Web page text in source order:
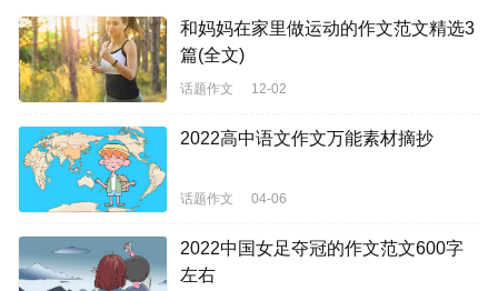
和妈妈在家里做运动的作文范文精选3
篇(全文)
话题作文 12-02
2022高中语文作文万能素材摘抄
话题作文 04-06
2022中国女足夺冠的作文范文600字
左右